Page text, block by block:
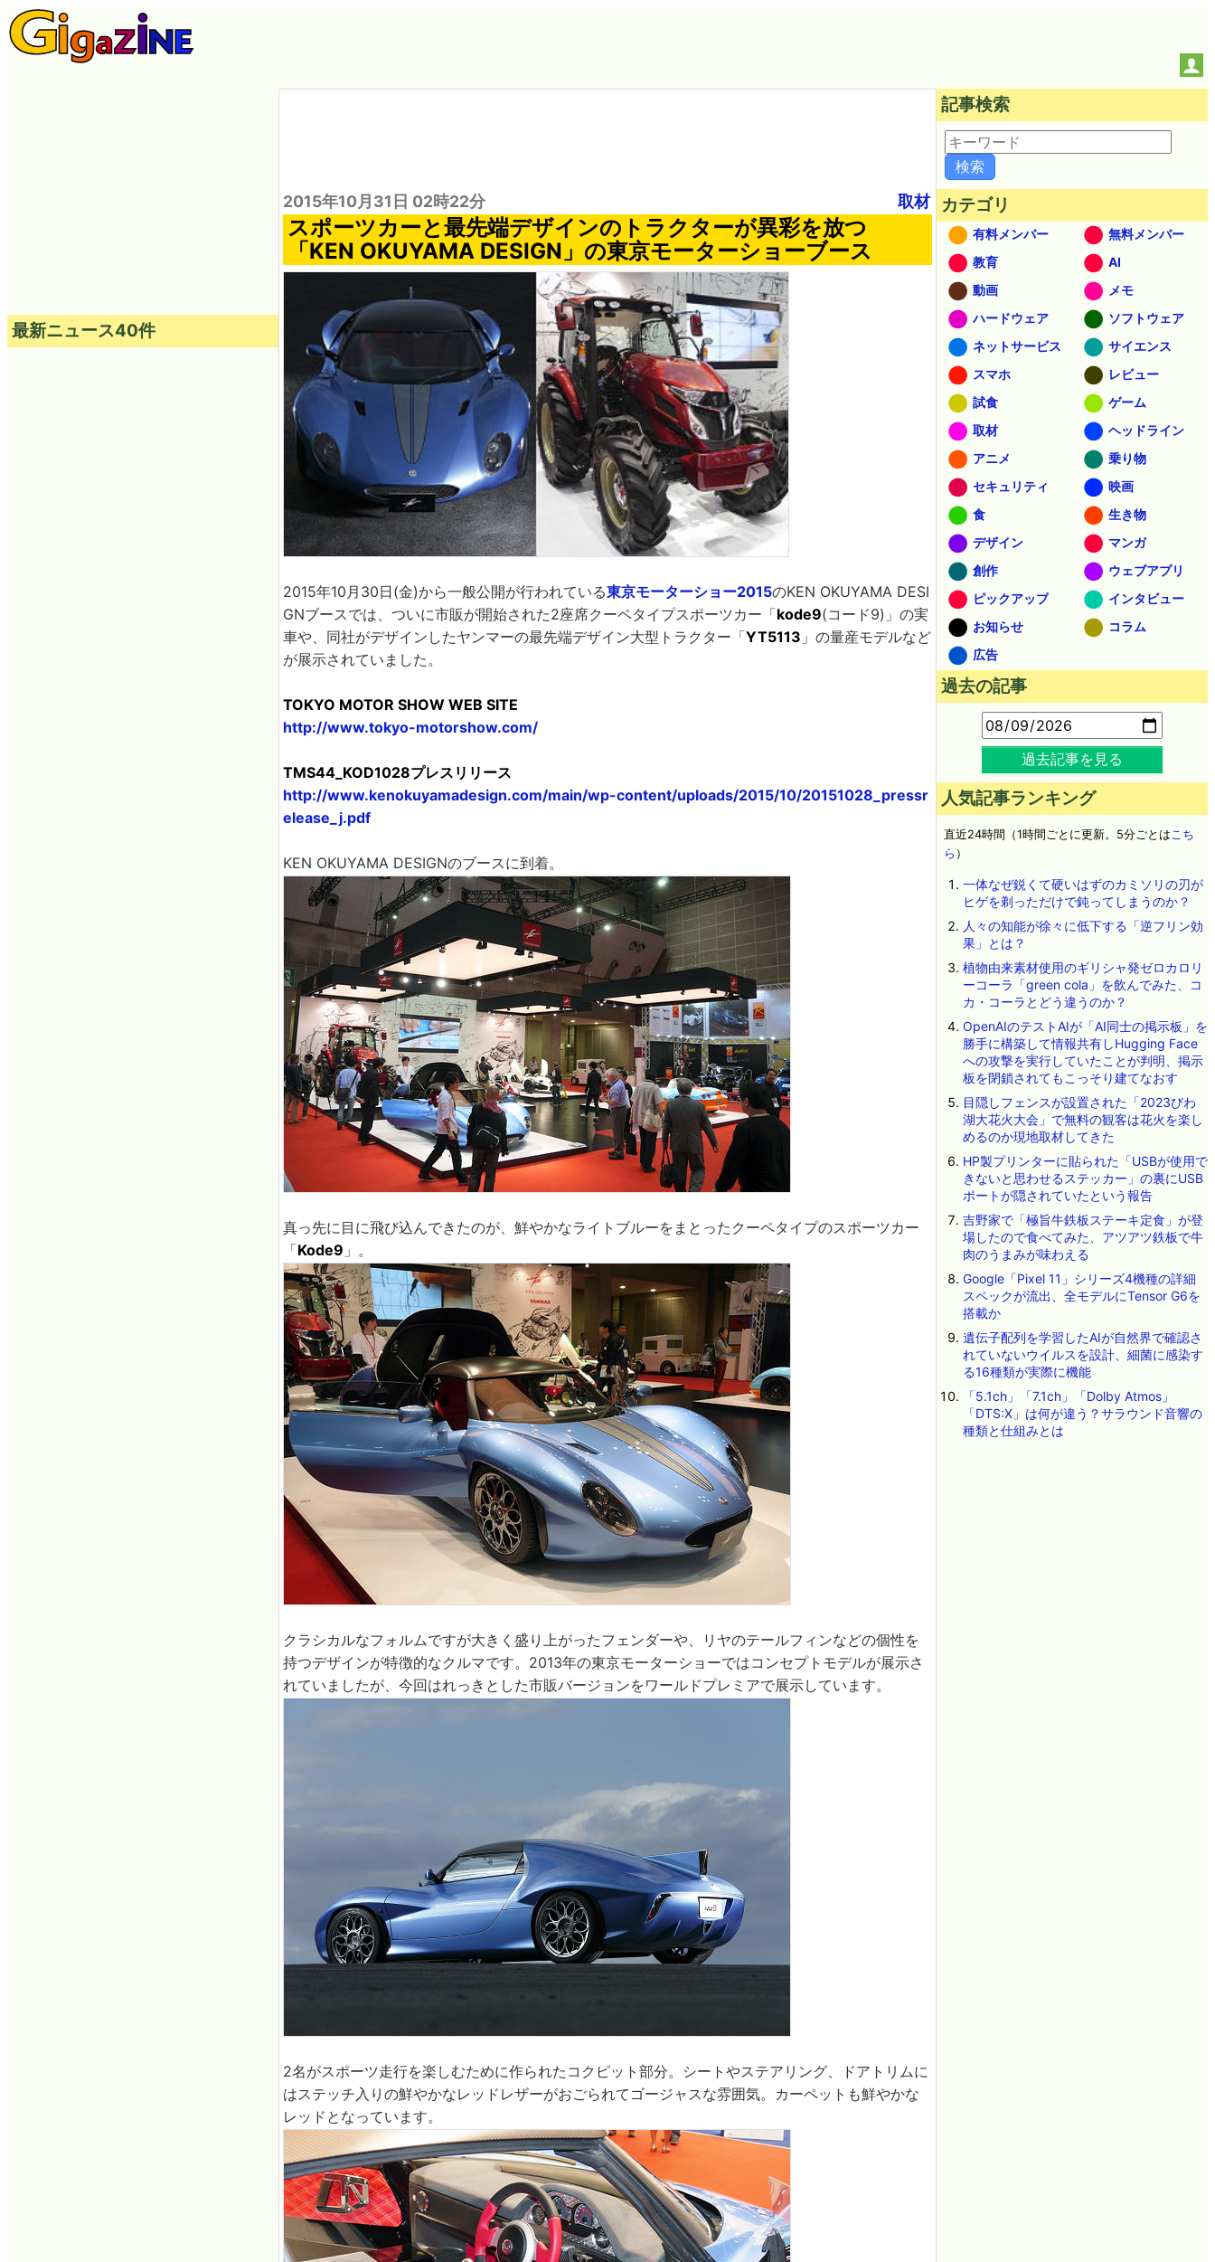
2015年10月31日 02時22分 取材
スポーツカーと最先端デザインのトラクターが異彩を放つ
「KEN OKUYAMA DESIGN」の東京モーターショーブース
2015年10月30日(金)から一般公開が行われている東京モーターショー2015のKEN OKUYAMA DESI
GNブースでは、ついに市販が開始された2座席クーペタイプスポーツカー「kode9(コード9)」の実
車や、同社がデザインしたヤンマーの最先端デザイン大型トラクター「YT5113 」の量産モデルなど
が展示されていました。
TOKYO MOTOR SHOW WEB SITE
http://www.tokyo-motorshow.com/
TMS44_KOD1028プレスリリース
http://www.kenokuyamadesign.com/main/wp-content/uploads/2015/10/20151028_pressr
elease_j.pdf
KEN OKUYAMA DESIGNのブースに到着。
真っ先に目に飛び込んできたのが、鮮やかなライトブルーをまとったクーペタイプのスポーツカー
「Kode9 」。
クラシカルなフォルムですが大きく盛り上がったフェンダーや、リヤのテールフィンなどの個性を
持つデザインが特徴的なクルマです。2013年の東京モーターショーではコンセプトモデルが展示さ
れていましたが、今回はれっきとした市販バージョンをワールドプレミアで展示しています。
2名がスポーツ走行を楽しむために作られたコクピット部分。シートやステアリング、ドアトリムに
はステッチ入りの鮮やかなレッドレザーがおごられてゴージャスな雰囲気。カーペットも鮮やかな
レッドとなっています。
最新ニュース40件
記事検索
カテゴリ
有料メンバー
無料メンバー
教育
AI
動画
メモ
ハードウェア
ソフトウェア
ネットサービス
サイエンス
スマホ
レビュー
試食
ゲーム
取材
ヘッドライン
アニメ
乗り物
セキュリティ
映画
食
生き物
デザイン
マンガ
創作
ウェブアプリ
ピックアップ
インタビュー
お知らせ
コラム
広告
過去の記事
過去記事を見る
人気記事ランキング
直近24時間（1時間ごとに更新。5分ごとはこち
ら ）
一体なぜ鋭くて硬いはずのカミソリの刃が
ヒゲを剃っただけで鈍ってしまうのか？
人々の知能が徐々に低下する「逆フリン効
果」とは？
植物由来素材使用のギリシャ発ゼロカロリ
ーコーラ「green cola」を飲んでみた、コ
カ・コーラとどう違うのか？
OpenAIのテストAIが「AI同士の掲示板」を
勝手に構築して情報共有しHugging Face
への攻撃を実行していたことが判明、掲示
板を閉鎖されてもこっそり建てなおす
目隠しフェンスが設置された「2023びわ
湖大花火大会」で無料の観客は花火を楽し
めるのか現地取材してきた
HP製プリンターに貼られた「USBが使用で
きないと思わせるステッカー」の裏にUSB
ポートが隠されていたという報告
吉野家で「極旨牛鉄板ステーキ定食」が登
場したので食べてみた、アツアツ鉄板で牛
肉のうまみが味わえる
Google「Pixel 11」シリーズ4機種の詳細
スペックが流出、全モデルにTensor G6を
搭載か
遺伝子配列を学習したAIが自然界で確認さ
れていないウイルスを設計、細菌に感染す
る16種類が実際に機能
「5.1ch」「7.1ch」「Dolby Atmos」
「DTS:X」は何が違う？サラウンド音響の
種類と仕組みとは